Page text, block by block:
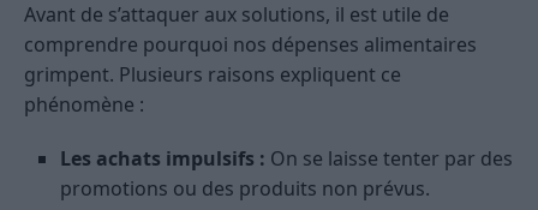
Avant de s’attaquer aux solutions, il est utile de
comprendre pourquoi nos dépenses alimentaires
grimpent. Plusieurs raisons expliquent ce
phénomène :
Les achats impulsifs : On se laisse tenter par des
promotions ou des produits non prévus.